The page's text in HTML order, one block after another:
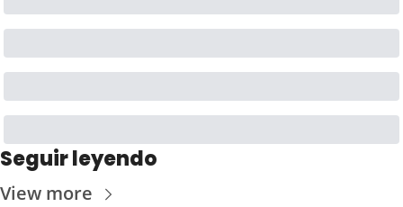
Seguir leyendo
View more